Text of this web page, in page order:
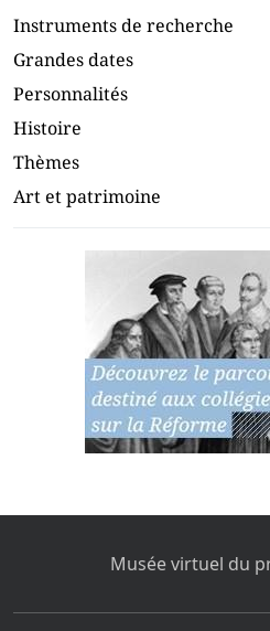
Instruments de recherche
Grandes dates
Personnalités
Histoire
Thèmes
Art et patrimoine
Musée virtuel du